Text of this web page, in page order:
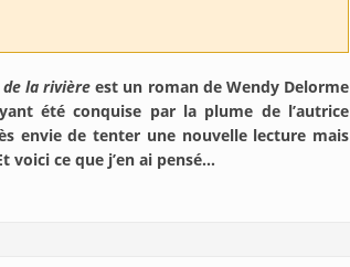
la rivière est un roman de Wendy Delorme
été conquise par la plume de l’autrice
envie de tenter une nouvelle lecture mais
voici ce que j’en ai pensé…